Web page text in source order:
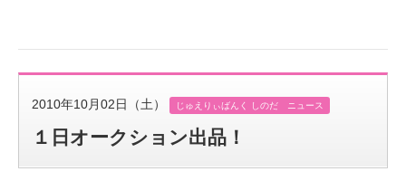
2010年10月02日（土） じゅえりぃばんく しのだ ニュース
１日オークション出品！